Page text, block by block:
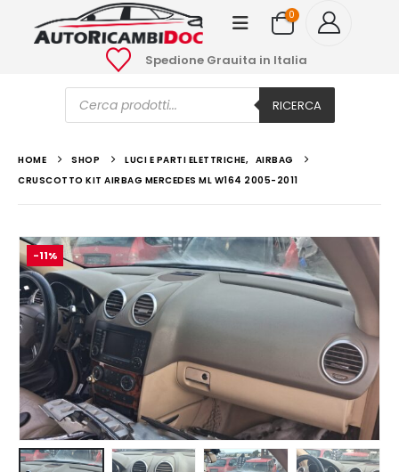
0
Spedione Grauita in Italia
Ricerca
prodotti RICERCA
HOME SHOP LUCI E PARTI ELETTRICHE, AIRBAG
CRUSCOTTO KIT AIRBAG MERCEDES ML W164 2005-2011
-11%